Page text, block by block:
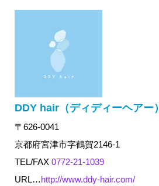
DDY hair（ディディーヘアー）
〒626-0041
京都府宮津市字鶴賀2146-1
TEL/FAX 0772-21-1039
URL…http://www.ddy-hair.com/